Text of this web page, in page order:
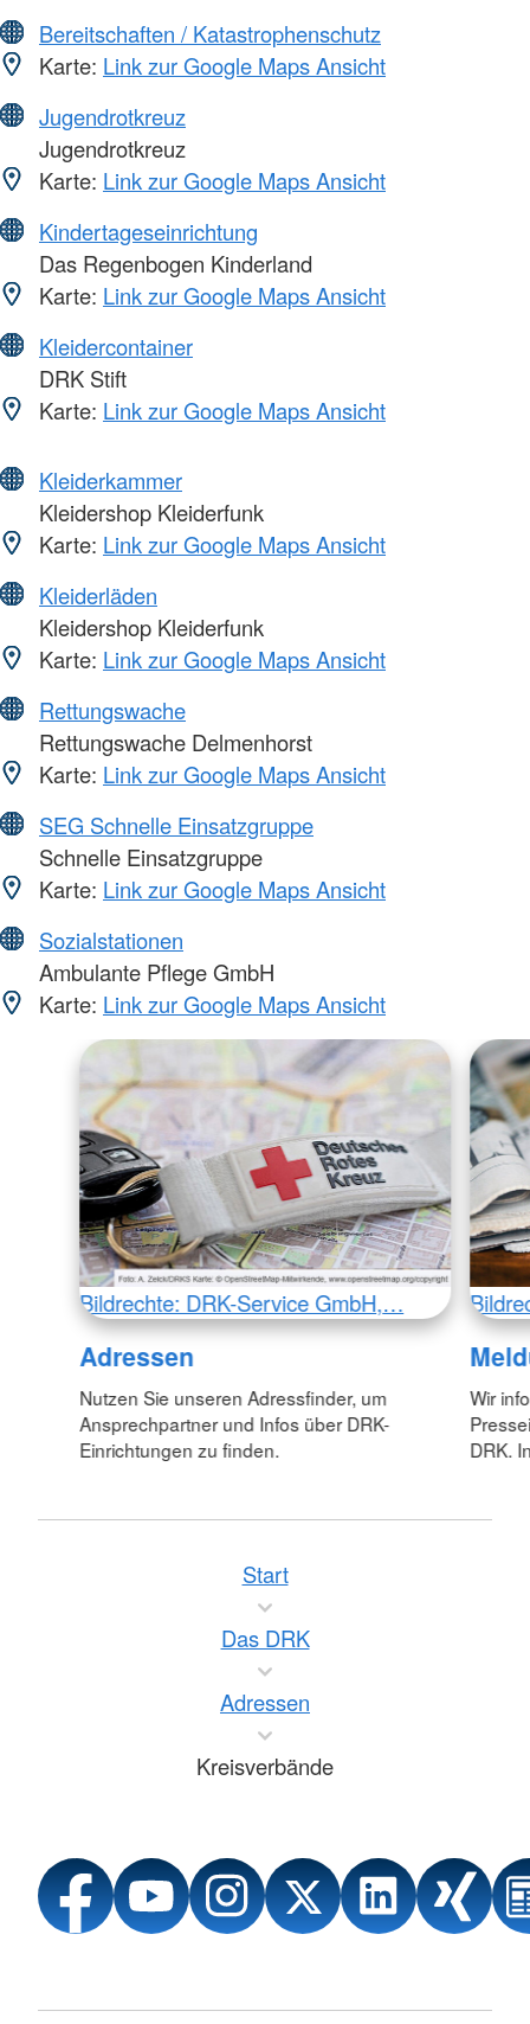
Bereitschaften / Katastrophenschutz
Karte: Link zur Google Maps Ansicht
Jugendrotkreuz
Jugendrotkreuz
Karte: Link zur Google Maps Ansicht
Kindertageseinrichtung
Das Regenbogen Kinderland
Karte: Link zur Google Maps Ansicht
Kleidercontainer
DRK Stift
Karte: Link zur Google Maps Ansicht
Kleiderkammer
Kleidershop Kleiderfunk
Karte: Link zur Google Maps Ansicht
Kleiderläden
Kleidershop Kleiderfunk
Karte: Link zur Google Maps Ansicht
Rettungswache
Rettungswache Delmenhorst
Karte: Link zur Google Maps Ansicht
SEG Schnelle Einsatzgruppe
Schnelle Einsatzgruppe
Karte: Link zur Google Maps Ansicht
Sozialstationen
Ambulante Pflege GmbH
Karte: Link zur Google Maps Ansicht
Bildrechte: DRK-Service GmbH,…
Adressen
Nutzen Sie unseren Adressfinder, um
Ansprechpartner und Infos über DRK-
Einrichtungen zu finden.
Wir
DRK.
Start
Das DRK
Adressen
Kreisverbände